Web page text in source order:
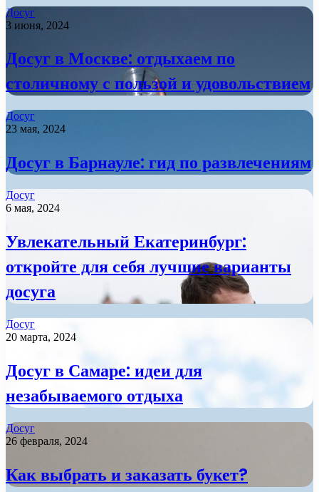
Досуг
3 июня, 2024
Досуг в Москве: отдыхаем по
столичному с пользой и удовольствием
Досуг
23 мая, 2024
Досуг в Барнауле: гид по развлечениям
Досуг
6 мая, 2024
Увлекательный Екатеринбург:
откройте для себя лучшие варианты
досуга
Досуг
20 марта, 2024
Досуг в Самаре: идеи для
незабываемого отдыха
Досуг
26 февраля, 2024
Как выбрать и заказать букет?